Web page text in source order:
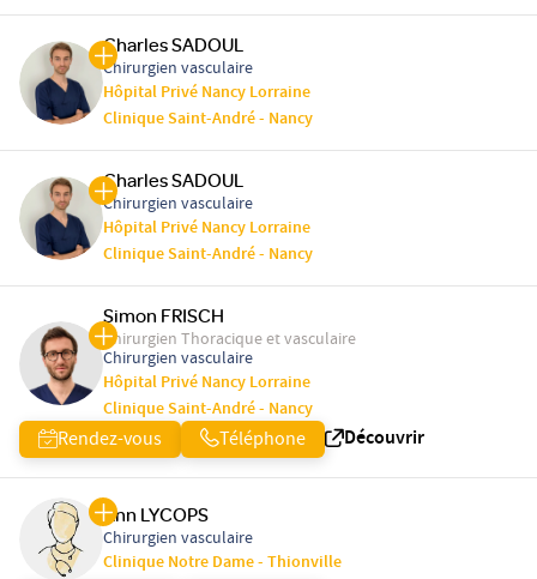
Charles SADOUL
Chirurgien vasculaire
Hôpital Privé Nancy Lorraine
Clinique Saint-André - Nancy
Charles SADOUL
Chirurgien vasculaire
Hôpital Privé Nancy Lorraine
Clinique Saint-André - Nancy
Simon FRISCH
Chirurgien Thoracique et vasculaire
Chirurgien vasculaire
Hôpital Privé Nancy Lorraine
Clinique Saint-André - Nancy
Rendez-vous Téléphone Découvrir
Ann LYCOPS
Chirurgien vasculaire
Clinique Notre Dame - Thionville